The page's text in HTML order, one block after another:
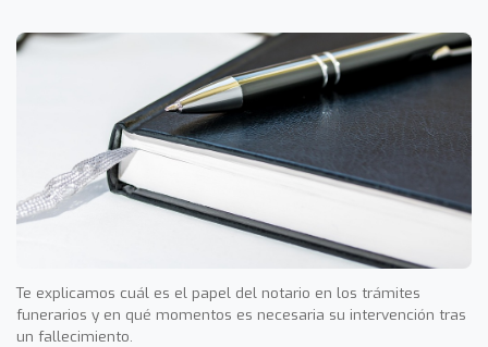
Te explicamos cuál es el papel del notario en los trámites
funerarios y en qué momentos es necesaria su intervención tras
un fallecimiento.